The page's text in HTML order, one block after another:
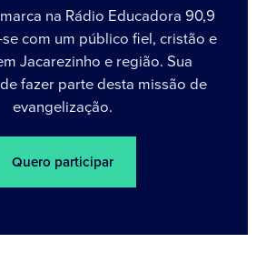
na Rádio Educadora 90,9
com um público fiel, cristão e
Jacarezinho e região. Sua
fazer parte desta missão de
evangelização.
Quero participar